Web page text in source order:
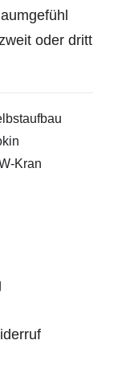
oder dritt
Kran